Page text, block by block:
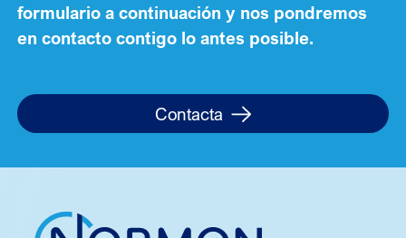
formulario a continuación y nos pondremos
en contacto contigo lo antes posible.
Contacta